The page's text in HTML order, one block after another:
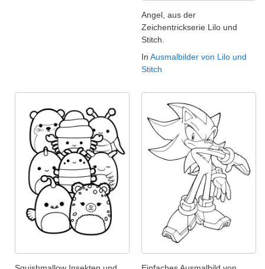
Angel, aus der
Zeichentrickserie Lilo und
Stitch.
In Ausmalbilder von Lilo und
Stitch